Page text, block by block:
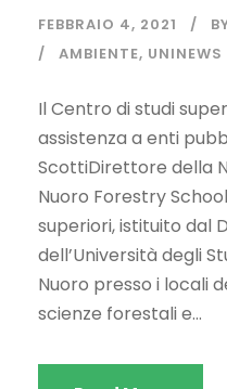
FEBBRAIO 4, 2021
AMBIENTE, UNINEWS
Il Centro di studi
assistenza a enti
ScottiDirettore della
Nuoro Forestry
superiori, istituito dal
dell’Università degli
Nuoro presso i locali
scienze forestali e...